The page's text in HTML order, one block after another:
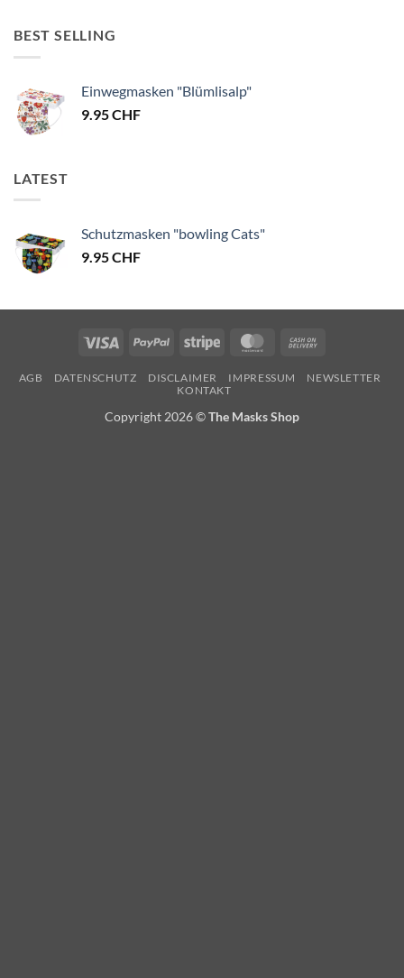
BEST SELLING
Einwegmasken "Blümlisalp"
9.95CHF
LATEST
Schutzmasken "bowling Cats"
9.95CHF
Visa PayPal Stripe MasterCard
Delivery
AGB DATENSCHUTZ DISCLAIMER IMPRESSUM
NEWSLETTER
KONTAKT
Copyright 2026 ©The Masks Shop